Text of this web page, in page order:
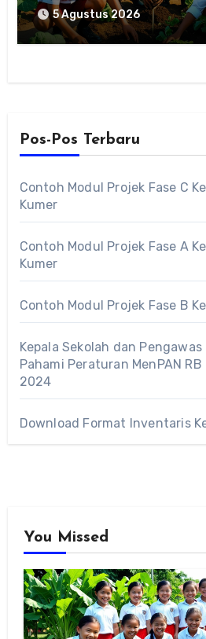
5 Agustus 2026
Pos-Pos Terbaru
Contoh Modul Projek Fase C
Kumer
Contoh Modul Projek Fase A
Kumer
Contoh Modul Projek Fase B
Kepala Sekolah dan
Pahami Peraturan MenPAN
2024
Download Format Inventaris
You Missed